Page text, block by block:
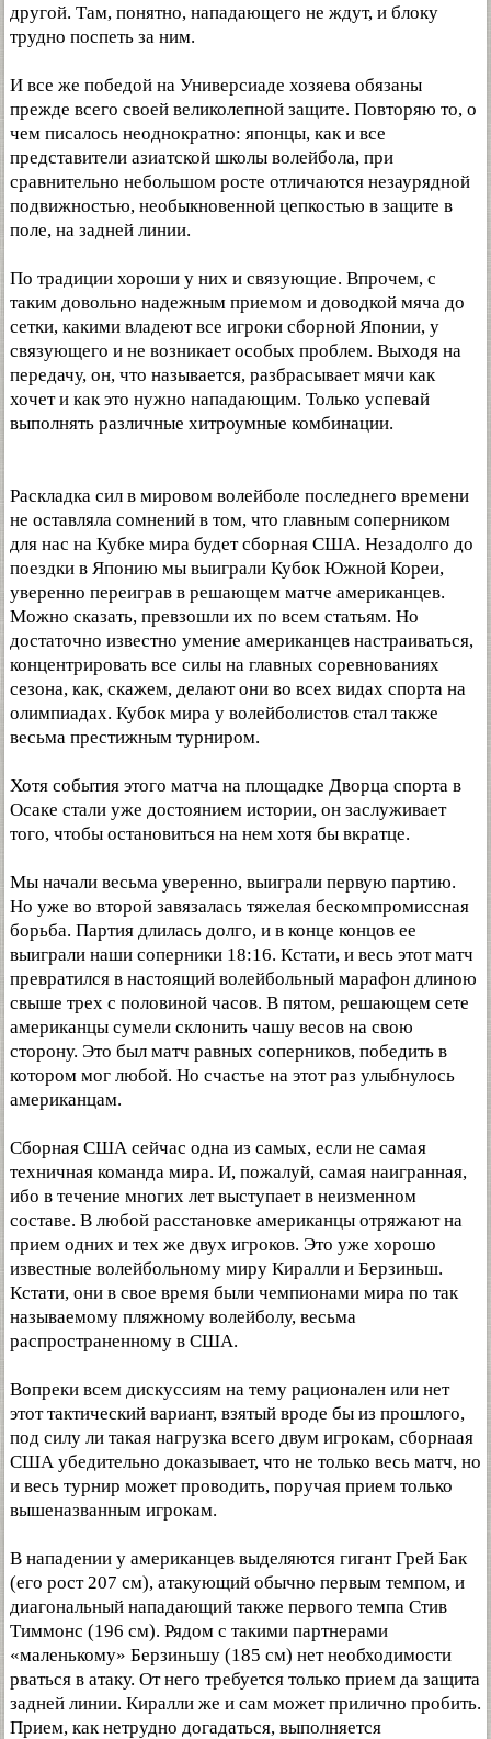
другой. Там, понятно, нападающего не ждут, и блоку
трудно поспеть за ним.
И все же победой на Универсиаде хозяева обязаны
прежде всего своей великолепной защите. Повторяю то, о
чем писалось неоднократно: японцы, как и все
представители азиатской школы волейбола, при
сравнительно небольшом росте отличаются незаурядной
подвижностью, необыкновенной цепкостью в защите в
поле, на задней линии.
По традиции хороши у них и связующие. Впрочем, с
таким довольно надежным приемом и доводкой мяча до
сетки, какими владеют все игроки сборной Японии, у
связующего и не возникает особых проблем. Выходя на
передачу, он, что называется, разбрасывает мячи как
хочет и как это нужно нападающим. Только успевай
выполнять различные хитроумные комбинации.
Раскладка сил в мировом волейболе последнего времени
не оставляла сомнений в том, что главным соперником
для нас на Кубке мира будет сборная США. Незадолго до
поездки в Японию мы выиграли Кубок Южной Кореи,
уверенно переиграв в решающем матче американцев.
Можно сказать, превзошли их по всем статьям. Но
достаточно известно умение американцев настраиваться,
концентрировать все силы на главных соревнованиях
сезона, как, скажем, делают они во всех видах спорта на
олимпиадах. Кубок мира у волейболистов стал также
весьма престижным турниром.
Хотя события этого матча на площадке Дворца спорта в
Осаке стали уже достоянием истории, он заслуживает
того, чтобы остановиться на нем хотя бы вкратце.
Мы начали весьма уверенно, выиграли первую партию.
Но уже во второй завязалась тяжелая бескомпромиссная
борьба. Партия длилась долго, и в конце концов ее
выиграли наши соперники 18:16. Кстати, и весь этот матч
превратился в настоящий волейбольный марафон длиною
свыше трех с половиной часов. В пятом, решающем сете
американцы сумели склонить чашу весов на свою
сторону. Это был матч равных соперников, победить в
котором мог любой. Но счастье на этот раз улыбнулось
американцам.
Сборная США сейчас одна из самых, если не самая
техничная команда мира. И, пожалуй, самая наигранная,
ибо в течение многих лет выступает в неизменном
составе. В любой расстановке американцы отряжают на
прием одних и тех же двух игроков. Это уже хорошо
известные волейбольному миру Киралли и Берзиньш.
Кстати, они в свое время были чемпионами мира по так
называемому пляжному волейболу, весьма
распространенному в США.
Вопреки всем дискуссиям на тему рационален или нет
этот тактический вариант, взятый вроде бы из прошлого,
под силу ли такая нагрузка всего двум игрокам, сборнаая
США убедительно доказывает, что не только весь матч, но
и весь турнир может проводить, поручая прием только
вышеназванным игрокам.
В нападении у американцев выделяются гигант Грей Бак
(его рост 207 см), атакующий обычно первым темпом, и
диагональный нападающий также первого темпа Стив
Тиммонс (196 см). Рядом с такими партнерами
«маленькому» Берзиньшу (185 см) нет необходимости
рваться в атаку. От него требуется только прием да защита
задней линии. Киралли же и сам может прилично пробить.
Прием, как нетрудно догадаться, выполняется